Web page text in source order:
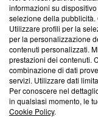
Corporate
Redazione
Informativa Privacy
Cookie Policy
Blasting SA, IDI
Lugano (Svizzera)
informazioni su
selezione della
Utilizzare profili per la
per la personalizzazione
contenuti personalizzati.
prestazioni dei contenuti.
combinazione di dati
servizi. Utilizzare dati
Per conoscere nel
in qualsiasi momento, le
Cookie Policy.